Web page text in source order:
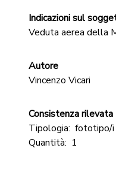
Indicazioni sul
Veduta aerea della
Autore
Vincenzo Vicari
Consistenza rilevata
Tipologia: fototipo/i
Quantità: 1